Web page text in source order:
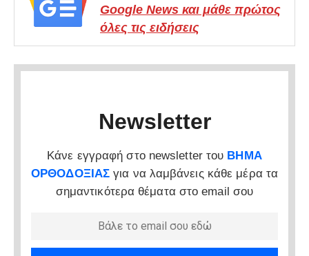
Google News και μάθε πρώτος
όλες τις ειδήσεις
Newsletter
Κάνε εγγραφή στο newsletter του ΒΗΜΑ
ΟΡΘΟΔΟΞΙΑΣ για να λαμβάνεις κάθε μέρα τα
σημαντικότερα θέματα στο email σου